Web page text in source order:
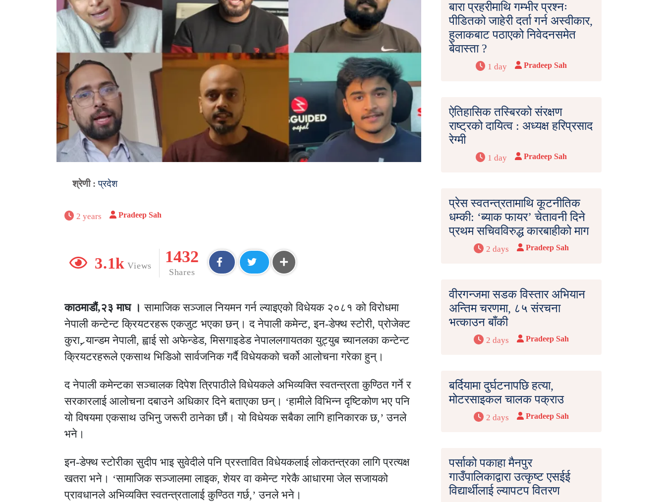
श्रेणी :प्रदेश
2 years Pradeep Sah
3.1k Views
1432
Shares
काठमाडौं,२३ माघ । सामाजिक सञ्जाल नियमन गर्न ल्याइएको विधेयक २०८१ को विरोधमा
नेपाली कन्टेन्ट क्रियटरहरू एकजुट भएका छन्। द नेपाली कमेन्ट, इन-डेफ्थ स्टोरी, प्रोजेक्ट
कुरा, र्‍यान्डम नेपाली, ह्वाई सो अफेन्डेड, मिसगाइडेड नेपाललगायतका युट्युब च्यानलका कन्टेन्ट
क्रियटरहरूले एकसाथ भिडिओ सार्वजनिक गर्दै विधेयकको चर्को आलोचना गरेका हुन्।
द नेपाली कमेन्टका सञ्चालक दिपेश त्रिपाठीले विधेयकले अभिव्यक्ति स्वतन्त्रता कुण्ठित गर्ने र
सरकारलाई आलोचना दबाउने अधिकार दिने बताएका छन्। ‘हामीले विभिन्न दृष्टिकोण भए पनि
यो विषयमा एकसाथ उभिनु जरूरी ठानेका छौं। यो विधेयक सबैका लागि हानिकारक छ,’ उनले
भने।
इन-डेफ्थ स्टोरीका सुदीप भाइ सुवेदीले पनि प्रस्तावित विधेयकलाई लोकतन्त्रका लागि प्रत्यक्ष
खतरा भने। ‘सामाजिक सञ्जालमा लाइक, शेयर वा कमेन्ट गरेकै आधारमा जेल सजायको
प्रावधानले अभिव्यक्ति स्वतन्त्रतालाई कुण्ठित गर्छ,’ उनले भने।
बारा प्रहरीमाथि गम्भीर प्रश्नः
पीडितको जाहेरी दर्ता गर्न अस्वीकार,
हुलाकबाट पठाएको निवेदनसमेत
बेवास्ता ?
1 day Pradeep Sah
ऐतिहासिक तस्बिरको संरक्षण
राष्ट्रको दायित्व : अध्यक्ष हरिप्रसाद
रेग्मी
1 day Pradeep Sah
प्रेस स्वतन्त्रतामाथि कूटनीतिक
धम्की: ‘ब्याक फायर’ चेतावनी दिने
प्रथम सचिवविरुद्ध कारबाहीको माग
2 days Pradeep Sah
वीरगन्जमा सडक विस्तार अभियान
अन्तिम चरणमा, ८५ संरचना
भत्काउन बाँकी
2 days Pradeep Sah
बर्दियामा दुर्घटनापछि हत्या,
मोटरसाइकल चालक पक्राउ
2 days Pradeep Sah
पर्साको पकाहा मैनपुर
गाउँपालिकाद्वारा उत्कृष्ट एसईई
विद्यार्थीलाई ल्यापटप वितरण